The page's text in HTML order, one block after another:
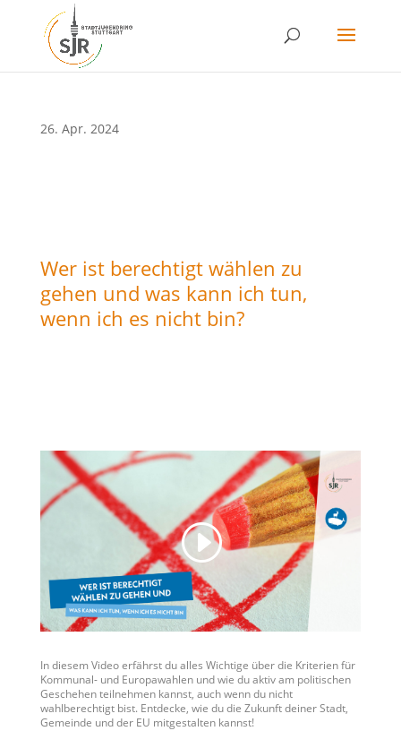
26. Apr. 2024
Wer ist berechtigt wählen zu
gehen und was kann ich tun,
wenn ich es nicht bin?
In diesem Video erfährst du alles Wichtige über die Kriterien für
Kommunal- und Europawahlen und wie du aktiv am politischen
Geschehen teilnehmen kannst, auch wenn du nicht
wahlberechtigt bist. Entdecke, wie du die Zukunft deiner Stadt,
Gemeinde und der EU mitgestalten kannst!